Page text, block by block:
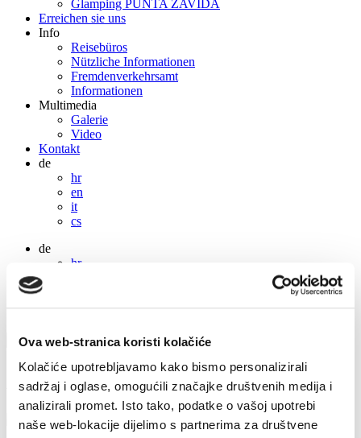
Ova web-stranica koristi kolačiće
Kolačiće upotrebljavamo kako bismo personalizirali
sadržaj i oglase, omogućili značajke društvenih medija i
analizirali promet. Isto tako, podatke o vašoj upotrebi
naše web-lokacije dijelimo s partnerima za društvene
Glamping PUNTA ZAVIDA
Erreichen sie uns
Info
Reisebüros
Nützliche Informationen
Fremdenverkehrsamt
Informationen
Multimedia
Galerie
Video
Kontakt
de
hr
en
it
cs
de
hr
cs
Aktivtourismus